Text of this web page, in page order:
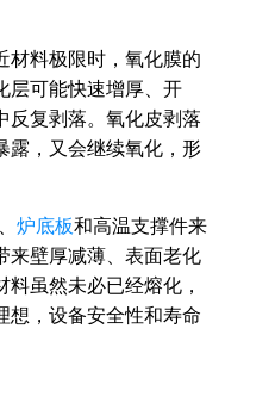
材料极限时，氧化膜的
层可能快速增厚、开
反复剥落。氧化皮剥落
露，又会继续氧化，形
炉底板和高温支撑件来
来壁厚减薄、表面老化
虽然未必已经熔化，
想，设备安全性和寿命